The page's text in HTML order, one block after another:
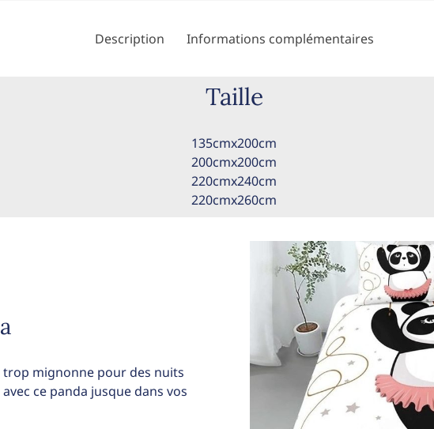
Description Informations complémentaires
Taille
135cmx200cm
200cmx200cm
220cmx240cm
220cmx260cm
mignonne pour des nuits
ce panda jusque dans vos